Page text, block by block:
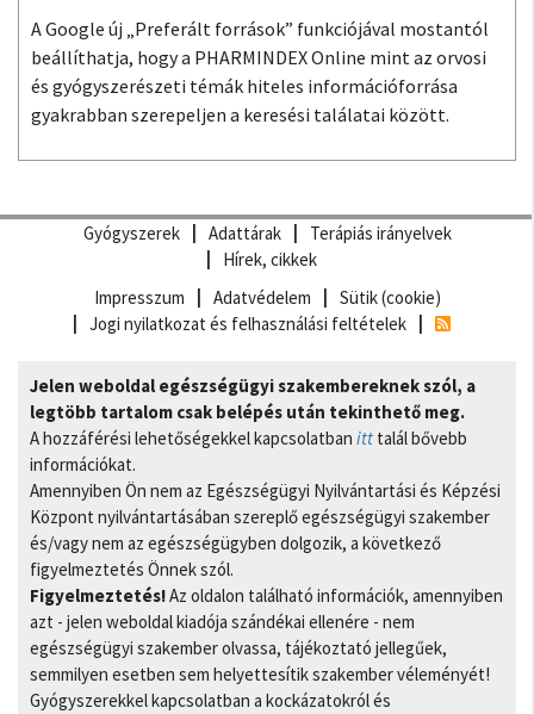
A Google új „Preferált források” funkciójával mostantól
beállíthatja, hogy a PHARMINDEX Online mint az orvosi
és gyógyszerészeti témák hiteles információforrása
gyakrabban szerepeljen a keresési találatai között.
Gyógyszerek Adattárak
Terápiás irányelvek
Hírek, cikkek
Impresszum
Adatvédelem
Sütik (cookie)
Jogi nyilatkozat és felhasználási feltételek
Jelen weboldal egészségügyi szakembereknek szól, a
legtöbb tartalom csak belépés után tekinthető meg.
A hozzáférési lehetőségekkel kapcsolatban itt talál bővebb
információkat.
Amennyiben Ön nem az Egészségügyi Nyilvántartási és Képzési
Központ nyilvántartásában szereplő egészségügyi szakember
és/vagy nem az egészségügyben dolgozik, a következő
figyelmeztetés Önnek szól.
Figyelmeztetés!Az oldalon található információk, amennyiben
azt - jelen weboldal kiadója szándékai ellenére - nem
egészségügyi szakember olvassa, tájékoztató jellegűek,
semmilyen esetben sem helyettesítik szakember véleményét!
Gyógyszerekkel kapcsolatban a kockázatokról és